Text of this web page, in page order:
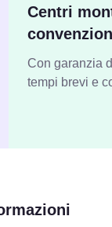
Centri
Con garanzia
tempi brevi e